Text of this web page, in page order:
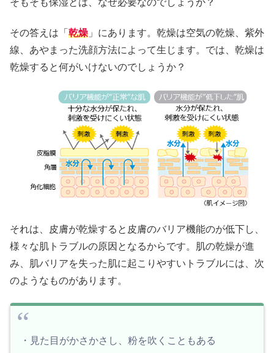
その答えは「 乾燥 」にあります。乾燥は空気の乾燥、紫外
線、あやまった洗顔方法によって生じます。では、乾燥は
乾燥すると何がいけないのでしょうか？
それは、皮膚が乾燥すると皮膚のバリア機能のが低下し、
様々な肌トラブルの原因となるからです。肌の乾燥が進
み、肌バリアを失った肌に起こりやすいトラブルには、次
のようなものがあります。
・見た目がかさかさし、粉を吹くこともある